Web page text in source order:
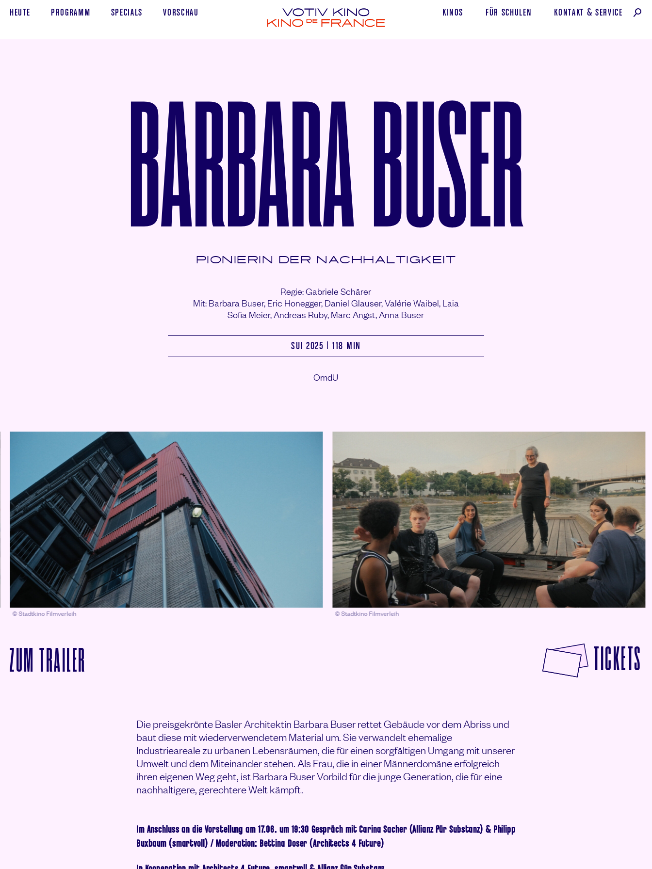
HEUTE PROGRAMM SPECIALS VORSCHAU KINOS FÜR SCHULEN KONTAKT & SERVICE
BARBARA BUSER
PIONIERIN DER NACHHALTIGKEIT
Regie: Gabriele Schärer
Mit: Barbara Buser, Eric Honegger, Daniel Glauser,Valérie Waibel, Laia
Sofia Meier,Andreas Ruby, Marc Angst,Anna Buser
SUI 2025 | 118 MIN
OmdU
© Stadtkino Filmverleih © Stadtkino Filmverleih
ZUMTRAILER TICKETS
Die preisgekrönte Basler Architektin Barbara Buser rettet Gebäude vor dem Abriss und
baut diese mit wiederverwendetem Material um. Sie verwandelt ehemalige
Industrieareale zu urbanen Lebensräumen, die für einen sorgfältigen Umgang mit unserer
Umwelt und dem Miteinander stehen. Als Frau, die in einer Männerdomäne erfolgreich
ihren eigenen Weg geht, ist Barbara Buser Vorbild für die junge Generation, die für eine
nachhaltigere, gerechtere Welt kämpft.
Im Anschluss an die Vorstellung am 17.06. um 19:30 Gespräch mit Carina Sacher (Allianz für Substanz) & Philipp
Buxbaum (smartvoll) / Moderation: Bettina Doser (Architects 4 Future)